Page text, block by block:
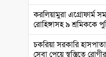
করলিয়ামুরা এগ্রোফার্ম
রোহিঙ্গাসহ ৯ শ্রমিককে
চকরিয়া সরকারি
সেবা পেয়ে স্বস্তিতে